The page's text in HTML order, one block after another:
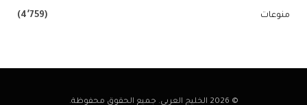
منوعات (4٬759)
© 2026 الخليج العربي. جميع الحقوق محفوظة.